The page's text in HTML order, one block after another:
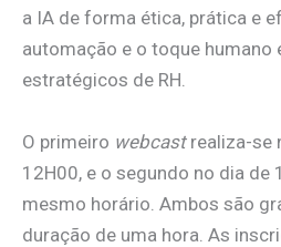
a IA de forma ética, prática e
automação e o toque humano
estratégicos de RH.
O primeiro webcastrealiza-se
12H00, e o segundo no dia de
mesmo horário. Ambos são
duração de uma hora. As